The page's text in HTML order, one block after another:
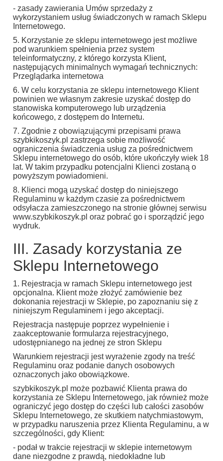
- zasady zawierania Umów sprzedaży z
wykorzystaniem usług świadczonych w ramach Sklepu
Internetowego.
5. Korzystanie ze sklepu internetowego jest możliwe
pod warunkiem spełnienia przez system
teleinformatyczny, z którego korzysta Klient,
następujących minimalnych wymagań technicznych:
Przeglądarka internetowa
6. W celu korzystania ze sklepu internetowego Klient
powinien we własnym zakresie uzyskać dostęp do
stanowiska komputerowego lub urządzenia
końcowego, z dostępem do Internetu.
7. Zgodnie z obowiązującymi przepisami prawa
szybkikoszyk.pl zastrzega sobie możliwość
ograniczenia świadczenia usług za pośrednictwem
Sklepu internetowego do osób, które ukończyły wiek 18
lat. W takim przypadku potencjalni Klienci zostaną o
powyższym powiadomieni.
8. Klienci mogą uzyskać dostęp do niniejszego
Regulaminu w każdym czasie za pośrednictwem
odsyłacza zamieszczonego na stronie głównej serwisu
www.szybkikoszyk.pl oraz pobrać go i sporządzić jego
wydruk.
III. Zasady korzystania ze
Sklepu Internetowego
1. Rejestracja w ramach Sklepu internetowego jest
opcjonalna. Klient może złożyć zamówienie bez
dokonania rejestracji w Sklepie, po zapoznaniu się z
niniejszym Regulaminem i jego akceptacji.
Rejestracja następuje poprzez wypełnienie i
zaakceptowanie formularza rejestracyjnego,
udostępnianego na jednej ze stron Sklepu
Warunkiem rejestracji jest wyrażenie zgody na treść
Regulaminu oraz podanie danych osobowych
oznaczonych jako obowiązkowe.
szybkikoszyk.pl może pozbawić Klienta prawa do
korzystania ze Sklepu Internetowego, jak również może
ograniczyć jego dostęp do części lub całości zasobów
Sklepu Internetowego, ze skutkiem natychmiastowym,
w przypadku naruszenia przez Klienta Regulaminu, a w
szczególności, gdy Klient:
- podał w trakcie rejestracji w sklepie internetowym
dane niezgodne z prawdą, niedokładne lub